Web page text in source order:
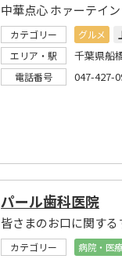
中華点心 ホァーテイン
カテゴリー グルメ
エリア・駅
千葉県船
電話番号 047-427-
パール歯科医院
カテゴリー 病院・医